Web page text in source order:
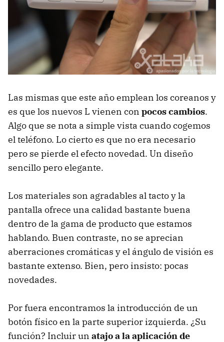
Las mismas que este año emplean los coreanos y
es que los nuevos L vienen con pocos cambios.
Algo que se nota a simple vista cuando cogemos
el teléfono. Lo cierto es que no era necesario
pero se pierde el efecto novedad. Un diseño
sencillo pero elegante.
Los materiales son agradables al tacto y la
pantalla ofrece una calidad bastante buena
dentro de la gama de producto que estamos
hablando. Buen contraste, no se aprecian
aberraciones cromáticas y el ángulo de visión es
bastante extenso. Bien, pero insisto: pocas
novedades.
Por fuera encontramos la introducción de un
botón físico en la parte superior izquierda. ¿Su
función? Incluir un atajo a la aplicación de